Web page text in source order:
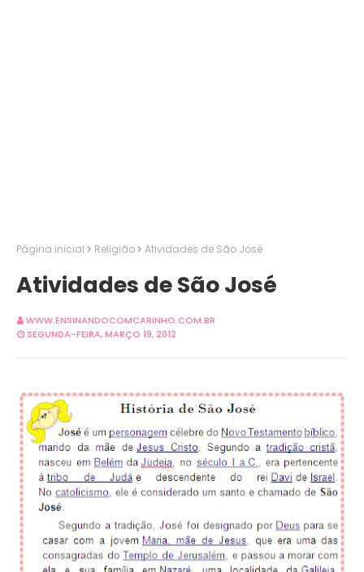
Página inicial Religião Atividades de São José
Atividades de São José
WWW.ENSINANDOCOMCARINHO.COM.BR
SEGUNDA-FEIRA, MARÇO 19, 2012